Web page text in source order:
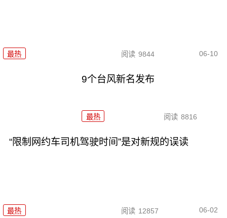
最热 阅读 9844 06-10
9个台风新名发布
最热 阅读 8816
“限制网约车司机驾驶时间”是对新规的误读
最热 阅读 12857 06-02